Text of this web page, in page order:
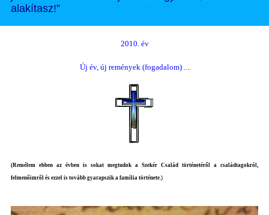
alakítasz!”
2010. év
Új év, új remények (fogadalom) ....
(Remélem ebben az évben is sokat megtudok a Szekér Család történetéről a családtagokról,
felmenőimről és ezzel is tovább gyarapszik a família története.)